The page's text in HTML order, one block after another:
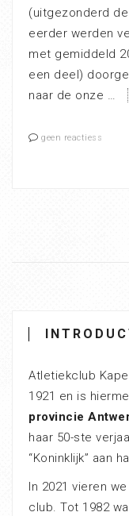
(uitgezonderd
eerder werden
met gemiddeld
een deel)
naar de onze …
geen reactiess
Atletiekclub
1921 en is
provincie
haar 50-ste
“Koninklijk” aan
In 2021 vieren
club. Tot 1982